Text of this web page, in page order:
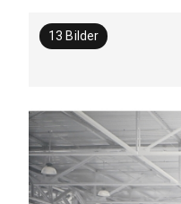
13 Bilder